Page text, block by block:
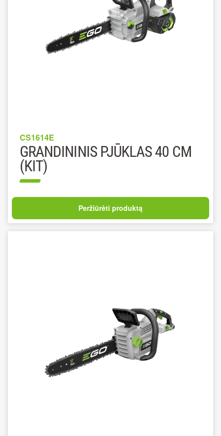
CS1614E
GRANDININIS PJŪKLAS 40 CM
(KIT)
Peržiūrėti produktą